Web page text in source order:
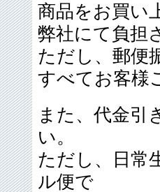
商品をお買い
弊社にて負担
ただし、郵便
すべてお客様
また、代金引
い。
ただし、日常
ル便で